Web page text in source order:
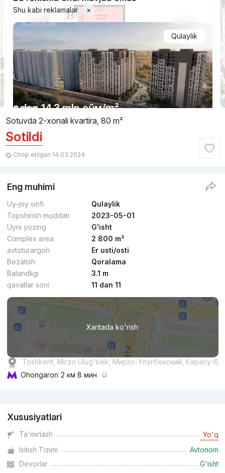
Shu kabi reklamalar ×
Qulaylik
dan14.3 mln сўм/m²
Topshirilishi 4kv 2027
TJ «Mezon Residence»
dan /m²
1
Topshirildi 2025,Euro Stroy Renaissance
TJ «Status»
+998 (90) 956...
dan16.7 mln
1/9
Sotuvda 2-xonali kvartira, 80 m²
Sotildi
Chop etilgan 14.03.2024
Eng muhimi
Uy-joy sinfi
Qulaylik
Topshirish muddati
2023-05-01
Uyni yozing
G'isht
Complex area
2 800 m²
avtoturargoh
Er usti/osti
Bezatish
Qoralama
Balandligi
3.1 m
qavatlar soni
11 dan 11
Xaritada ko'rish
Toshkent, Mirzo Ulug'bek, Мирзо-Улугбекский, Карасу-6
Ohongaron 2 км 8 мин
Xususiyatlari
Ta'mirlash Yo'q
Isitish Tizimi
Avtonom
Devorlar
G'isht